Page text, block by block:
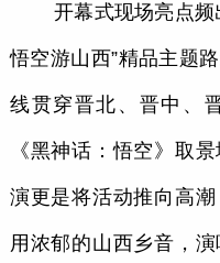
开幕式现场亮点
悟空游山西”精品主题
线贯穿晋北、晋中、
《黑神话：悟空》取
演更是将活动推向高
用浓郁的山西乡音，